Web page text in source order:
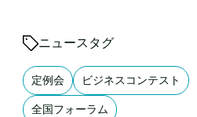
ニュースタグ
定例会 ビジネスコンテスト
全国フォーラム